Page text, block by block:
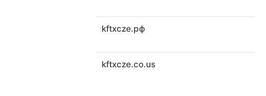
kftxcze.рф
kftxcze.co.us